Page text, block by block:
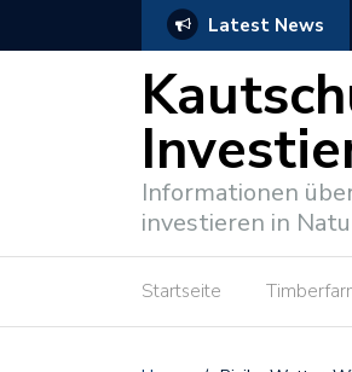
Latest News
Informationen
investieren in
Startseite